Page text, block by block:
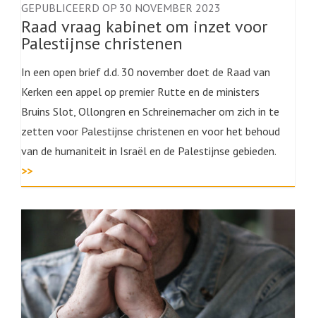
GEPUBLICEERD OP 30 NOVEMBER 2023
Raad vraag kabinet om inzet voor
Palestijnse christenen
In een open brief d.d. 30 november doet de Raad van
Kerken een appel op premier Rutte en de ministers
Bruins Slot, Ollongren en Schreinemacher om zich in te
zetten voor Palestijnse christenen en voor het behoud
van de humaniteit in Israël en de Palestijnse gebieden.
>>